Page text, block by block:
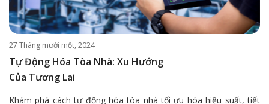
27 Tháng mười một, 2024
Tự Động Hóa Tòa Nhà: Xu Hướng
Của Tương Lai
Khám phá cách tự động hóa tòa nhà tối ưu hóa hiệu suất, tiết